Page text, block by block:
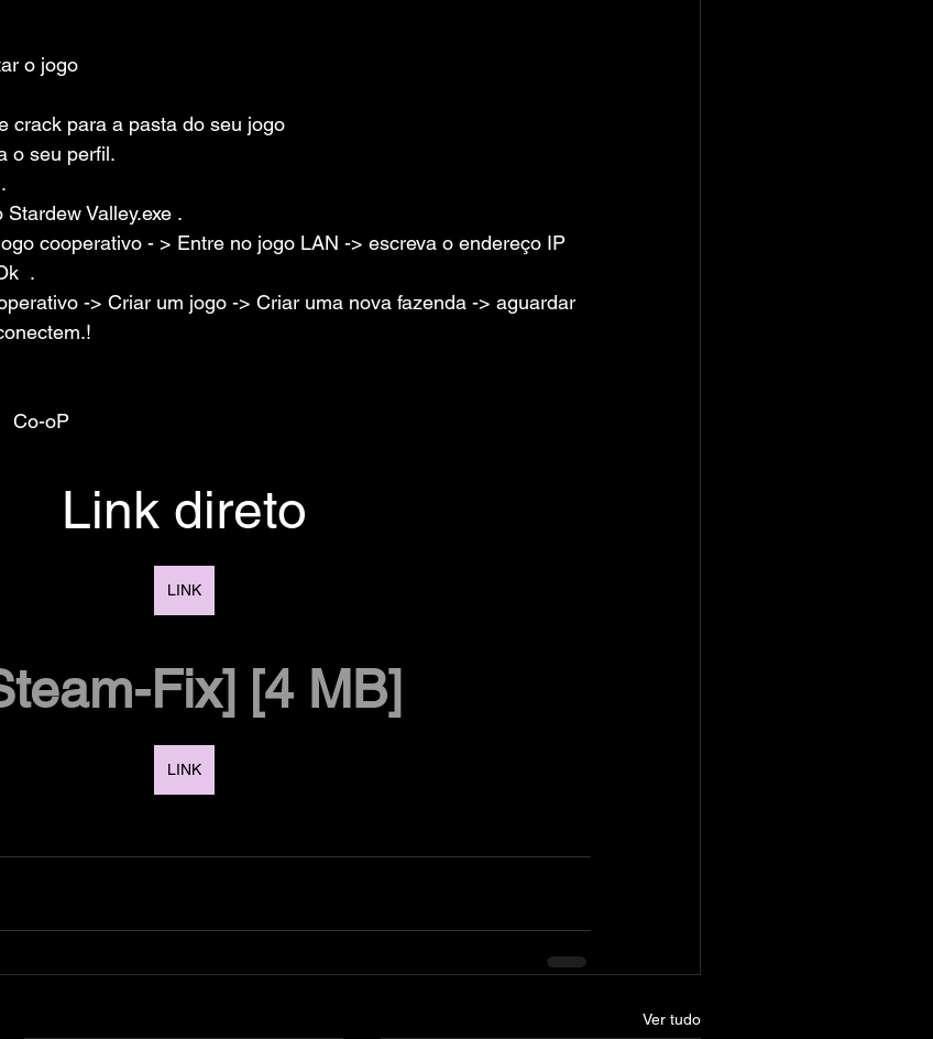
o jogo
crack para a pasta do seu jogo
o seu perfil.
Valley.exe .
cooperativo - > Entre no jogo LAN -> escreva o endereço IP
.
-> Criar um jogo -> Criar uma nova fazenda -> aguardar
Co-oP
Link direto
LINK
Fix] [4 MB]
LINK
Ver tudo